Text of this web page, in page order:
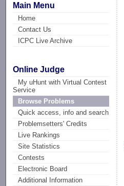
Main Menu
Home
Contact Us
ICPC Live Archive
Online Judge
My uHunt with Virtual Contest
Service
Browse Problems
Quick access, info and search
Problemsetters' Credits
Live Rankings
Site Statistics
Contests
Electronic Board
Additional Information